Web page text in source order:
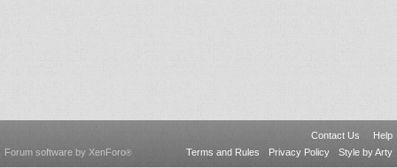
Contact Us
Help
Terms and Rules
Privacy Policy Style by Arty
Forum software by XenForo®